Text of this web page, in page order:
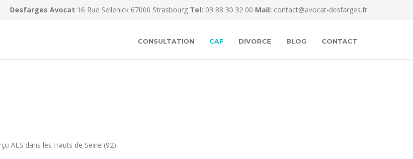
Desfarges Avocat 16 Rue Sellenick 67000 Strasbourg Tel: 03 88 30 32 00 Mail: contact@avocat-desfarges.fr
CONSULTATION CAF DIVORCE BLOG CONTACT
ALS dans les Hauts de Seine (92)